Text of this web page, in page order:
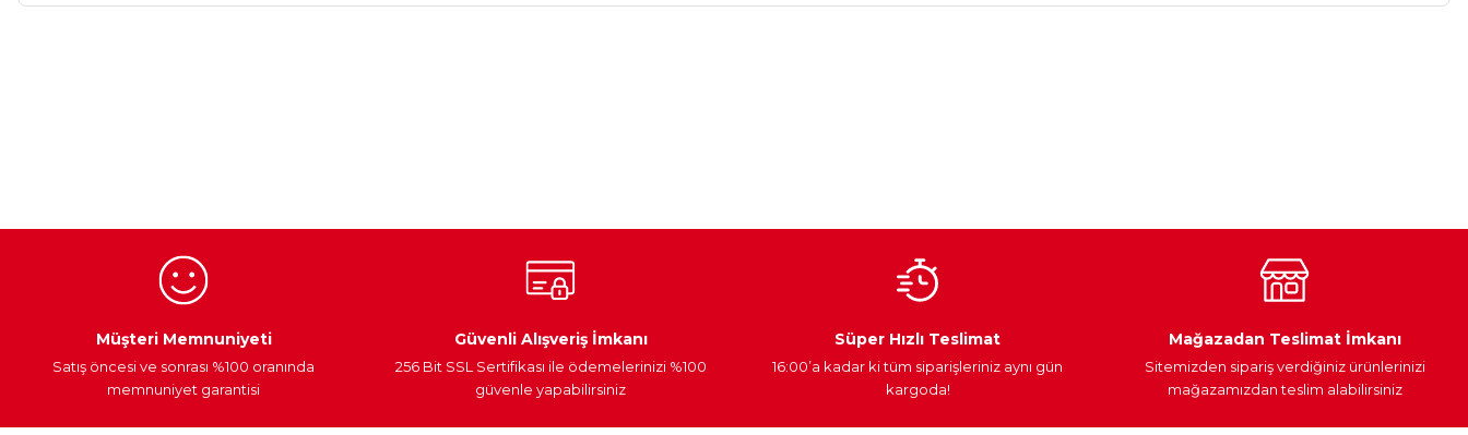
Egzoz Sistemi Ateşleme Sistemi Araç Farları Yedek Parça
Müşteri Memnuniyeti
Satış öncesi ve sonrası %100 oranında
memnuniyet garantisi
Güvenli Alışveriş İmkanı
256 Bit SSL Sertifikası ile ödemelerinizi %100
güvenle yapabilirsiniz
Süper Hızlı Teslimat
16:00’a kadar ki tüm siparişleriniz aynı gün
kargoda!
Mağazadan Teslimat İmkanı
Sitemizden sipariş verdiğiniz ürünlerinizi
mağazamızdan teslim alabilirsiniz